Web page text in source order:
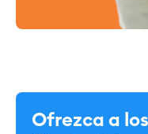
Ofrezca a